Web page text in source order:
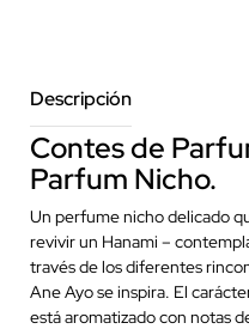
Descripción
Contes de
Parfum Nicho.
Un perfume nicho delicado
revivir un Hanami –
través de los diferentes
Ane Ayo se inspira. El
está aromatizado con notas